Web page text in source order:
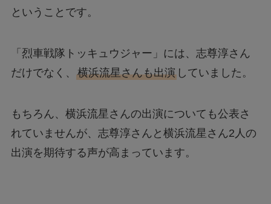
ということです。
「烈車戦隊トッキュウジャー」には、志尊淳さん
だけでなく、 横浜流星さんも出演していました。
もちろん、横浜流星さんの出演についても公表さ
れていませんが、志尊淳さんと横浜流星さん2人の
出演を期待する声が高まっています。